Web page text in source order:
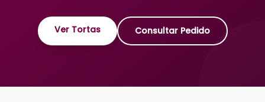
Ver Tortas Consultar Pedido